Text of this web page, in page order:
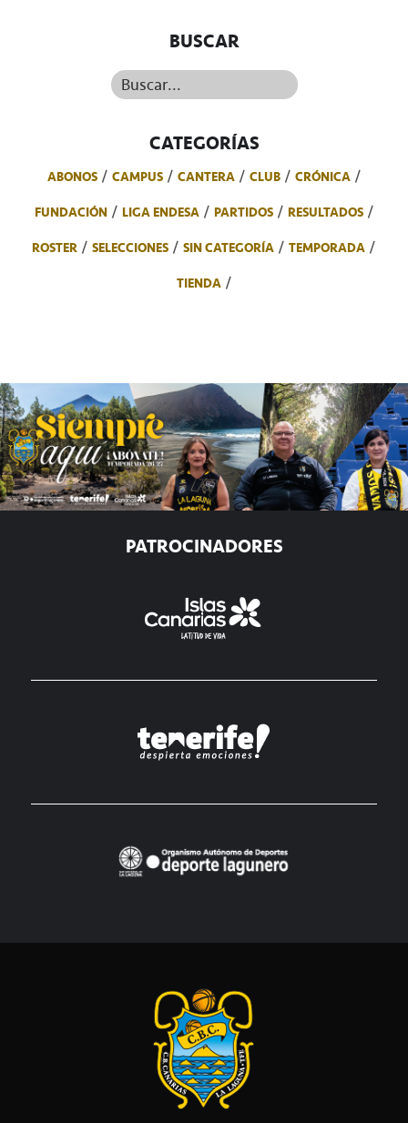
BUSCAR
Buscar...
CATEGORÍAS
ABONOS CAMPUS CANTERA CLUB
CRÓNICA
FUNDACIÓN
LIGA ENDESA PARTIDOS
RESULTADOS
ROSTER
SELECCIONES SIN CATEGORÍA
TEMPORADA
TIENDA
PATROCINADORES